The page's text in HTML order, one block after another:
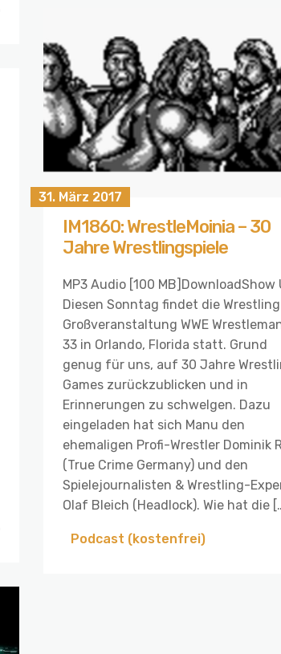
31. März 2017
IM1860: WrestleMoinia – 30
Jahre Wrestlingspiele
MP3 Audio [100 MB]DownloadShow
Diesen Sonntag findet die
Großveranstaltung WWE
33 in Orlando, Florida statt. Grund
genug für uns, auf 30 Jahre
Games zurückzublicken und in
Erinnerungen zu schwelgen. Dazu
eingeladen hat sich Manu den
ehemaligen Profi-Wrestler Dominik
(True Crime Germany) und den
Spielejournalisten & Wrestling-
Olaf Bleich (Headlock). Wie hat die
Podcast (kostenfrei)